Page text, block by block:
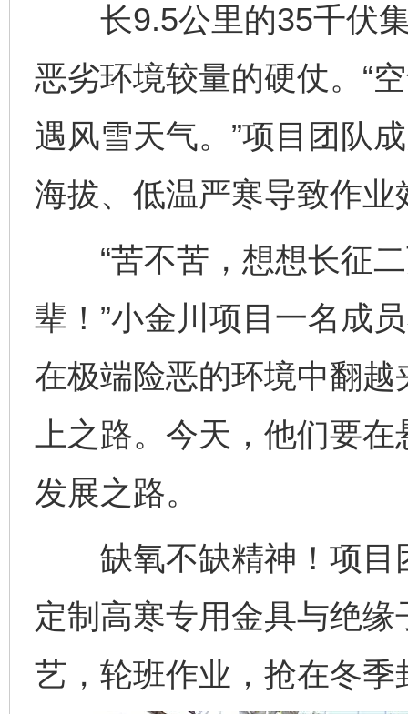
长9.5公里的35千伏集
恶劣环境较量的硬仗。“
遇风雪天气。”项目团队
海拔、低温严寒导致作业
“苦不苦，想想长征二
辈！”小金川项目一名成
在极端险恶的环境中翻
上之路。今天，他们要
发展之路。
缺氧不缺精神！项目
定制高寒专用金具与绝
艺，轮班作业，抢在冬